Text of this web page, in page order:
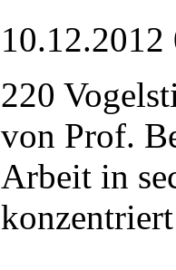
10.12.2012
220
von Prof.
Arbeit in
konzentriert